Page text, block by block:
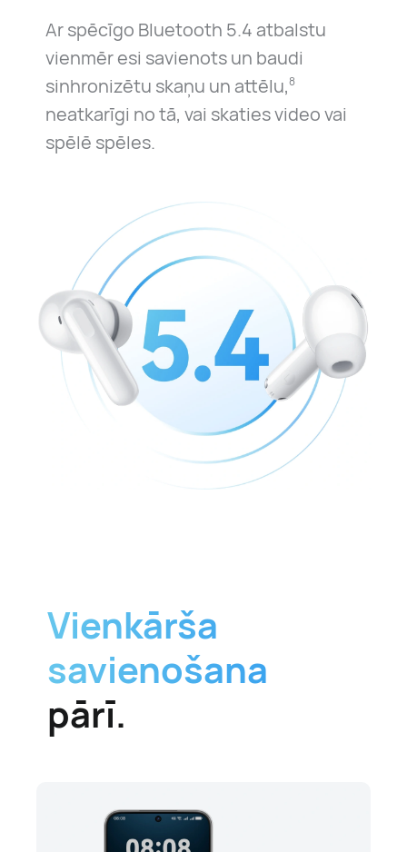
Ar spēcīgo Bluetooth 5.4 atbalstu
vienmēr esi savienots un baudi
sinhronizētu skaņu un attēlu,8
neatkarīgi no tā, vai skaties video vai
spēlē spēles.
Vienkārša
savienošana
pārī.